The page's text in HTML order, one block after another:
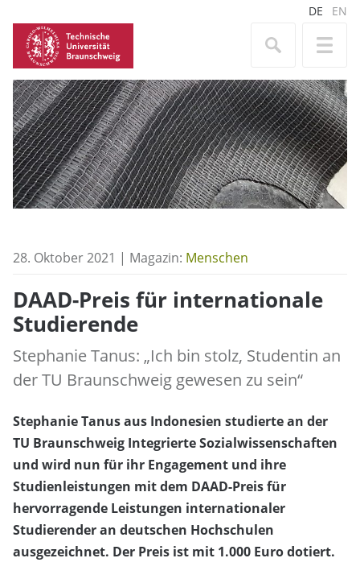
DE EN
28. Oktober 2021 | Magazin: Menschen
DAAD-Preis für internationale
Studierende
Stephanie Tanus: „Ich bin stolz, Studentin an
der TU Braunschweig gewesen zu sein“
Stephanie Tanus aus Indonesien studierte an der
TU Braunschweig Integrierte Sozialwissenschaften
und wird nun für ihr Engagement und ihre
Studienleistungen mit dem DAAD-Preis für
hervorragende Leistungen internationaler
Studierender an deutschen Hochschulen
ausgezeichnet. Der Preis ist mit 1.000 Euro dotiert.